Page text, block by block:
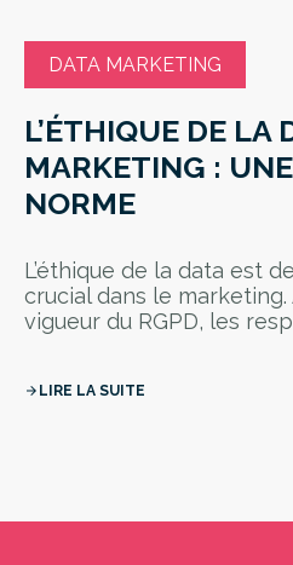
DATA MARKETING
L’ÉTHIQUE DE LA
MARKETING :
NORME
L’éthique de la data est
crucial dans le marketing.
vigueur du RGPD, les
arrow_forward LIRE LA SUITE